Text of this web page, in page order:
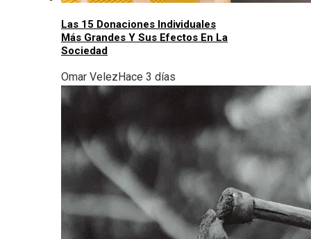
Las 15 Donaciones Individuales
Más Grandes Y Sus Efectos En La
Sociedad
Omar VelezHace 3 días